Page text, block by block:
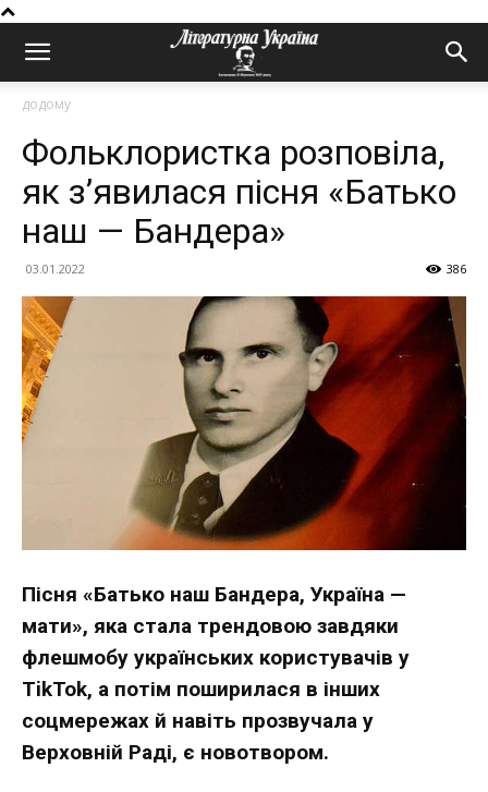
додому
Фольклористка розповіла,
як з’явилася пісня «Батько
наш — Бандера»
03.01.2022 386
Пісня «Батько наш Бандера, Україна —
мати», яка стала трендовою завдяки
флешмобу українських користувачів у
TikTok, а потім поширилася в інших
соцмережах й навіть прозвучала у
Верховній Раді, є новотвором.